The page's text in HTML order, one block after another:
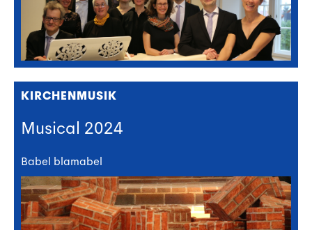
KIRCHENMUSIK
Musical 2024
Babel blamabel